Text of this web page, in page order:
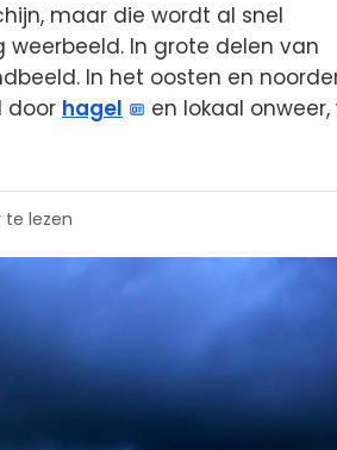
maar die wordt al snel
In grote delen van
In het oosten en
door hagel
en lokaal
te lezen